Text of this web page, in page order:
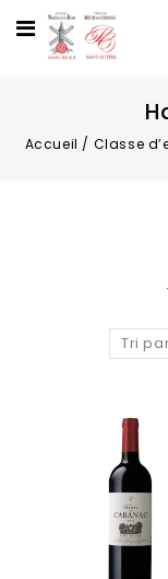
Accueil / Classe
Tri